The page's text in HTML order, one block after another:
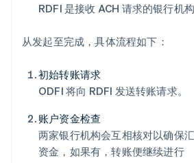
RDFI 是接收 ACH 请求的银行机构
从发起至完成，具体流程如下：
初始转账请求
ODFI 将向 RDFI 发送转账请求。
账户资金检查
两家银行机构会互相核对以确保
资金，如果有，转账便继续进行